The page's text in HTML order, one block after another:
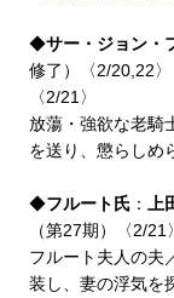
◆サー・ジョン・
修了）〈2/20,22
〈2/21〉
放蕩・強欲な老騎
を送り、懲らし
◆フルート氏： 上
（第27期）〈2/21〉
フルート夫人の夫
装し、妻の浮気を